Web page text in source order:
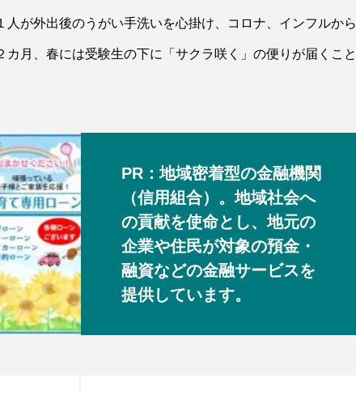
が外出後のうがい手洗いを心掛け、コロナ、インフルから
月、春には受験生の下に「サクラ咲く」の便りが届くこと
PR：地域密着型の金融機関
（信用組合）。地域社会へ
の貢献を使命とし、地元の
企業や住民が対象の預金・
融資などの金融サービスを
提供しています。